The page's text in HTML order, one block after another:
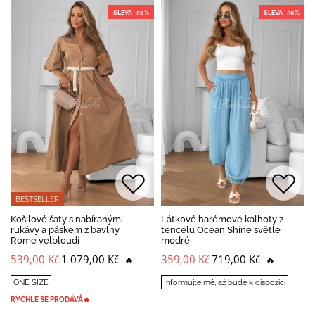
SLEVA -50%
BESTSELLER
Košilové šaty s nabíranými
rukávy a páskem z bavlny
Rome velbloudí
539,00 Kč1 079,00 Kč 🔥
ONE SIZE
RYCHLE SE PRODÁVÁ🔥
SLEVA -50%
Látkové harémové kalhoty z
tencelu Ocean Shine světle
modré
359,00 Kč719,00 Kč 🔥
Informujte mě, až bude k dispozici